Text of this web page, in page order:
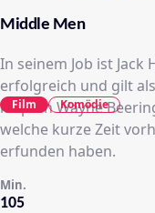
Middle Men
In seinem Job ist
erfolgreich und gilt
klopfen Wayne
welche kurze Zeit
erfunden haben.
105
Min.
Film Komödie